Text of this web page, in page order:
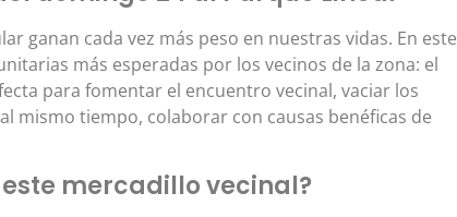
ganan cada vez más peso en nuestras vidas. En este
más esperadas por los vecinos de la zona: el
para fomentar el encuentro vecinal, vaciar los
mismo tiempo, colaborar con causas benéficas de
mercadillo vecinal?